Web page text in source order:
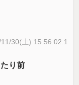
30(土) 15:56:02.1
り前